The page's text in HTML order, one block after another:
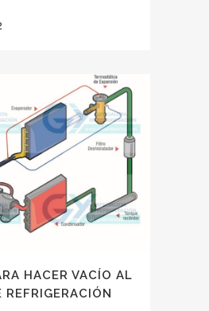
HACER VACÍO AL
REFRIGERACIÓN